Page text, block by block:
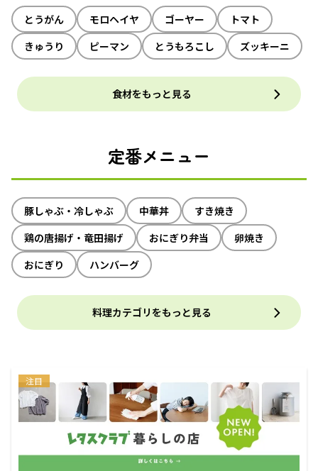
とうがん モロヘイヤ ゴーヤー
トマト
きゅうり
ピーマン とうもろこし ズッキーニ
食材をもっと見る
定番メニュー
豚しゃぶ・冷しゃぶ 中華丼
すき焼き
鶏の唐揚げ・竜田揚げ
おにぎり弁当
卵焼き
おにぎり
ハンバーグ
料理カテゴリをもっと見る
注目